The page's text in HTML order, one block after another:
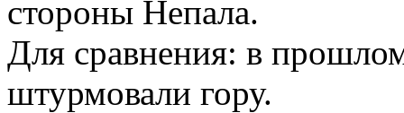
стороны Непала.
Для сравнения: в
штурмовали гору.